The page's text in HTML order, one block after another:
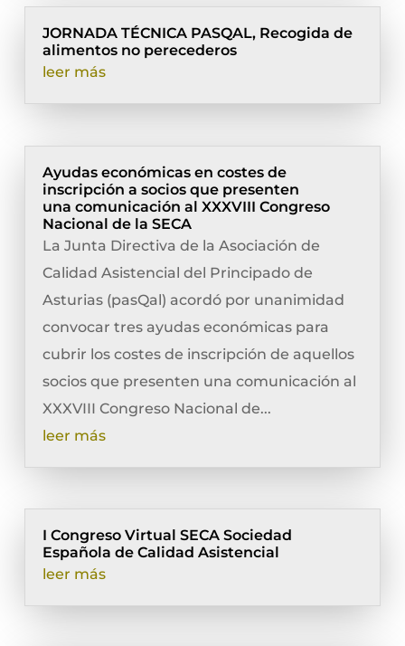
JORNADA TÉCNICA PASQAL, Recogida de
alimentos no perecederos
leer más
Ayudas económicas en costes de
inscripción a socios que presenten
una comunicación al XXXVIII Congreso
Nacional de la SECA
La Junta Directiva de la Asociación de
Calidad Asistencial del Principado de
Asturias (pasQal) acordó por unanimidad
convocar tres ayudas económicas para
cubrir los costes de inscripción de aquellos
socios que presenten una comunicación al
XXXVIII Congreso Nacional de...
leer más
I Congreso Virtual SECA Sociedad
Española de Calidad Asistencial
leer más